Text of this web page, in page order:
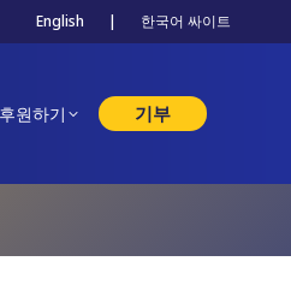
English | 한국어 싸이트
후원하기 기부